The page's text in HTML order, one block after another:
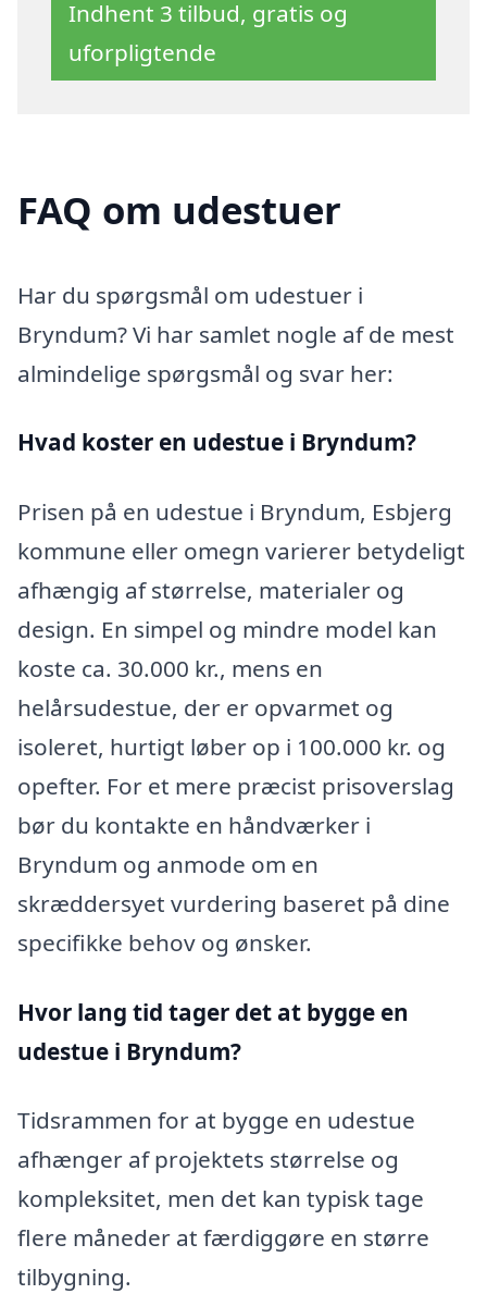
Indhent 3 tilbud, gratis og
uforpligtende
FAQ om udestuer
Har du spørgsmål om udestuer i
Bryndum? Vi har samlet nogle af de mest
almindelige spørgsmål og svar her:
Hvad koster en udestue i Bryndum?
Prisen på en udestue i Bryndum, Esbjerg
kommune eller omegn varierer betydeligt
afhængig af størrelse, materialer og
design. En simpel og mindre model kan
koste ca. 30.000 kr., mens en
helårsudestue, der er opvarmet og
isoleret, hurtigt løber op i 100.000 kr. og
opefter. For et mere præcist prisoverslag
bør du kontakte en håndværker i
Bryndum og anmode om en
skræddersyet vurdering baseret på dine
specifikke behov og ønsker.
Hvor lang tid tager det at bygge en
udestue i Bryndum?
Tidsrammen for at bygge en udestue
afhænger af projektets størrelse og
kompleksitet, men det kan typisk tage
flere måneder at færdiggøre en større
tilbygning.